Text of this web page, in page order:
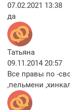
07.02.2021 13:38
да
Татьяна
09.11.2014 20:57
Все правы по -
,пельмени